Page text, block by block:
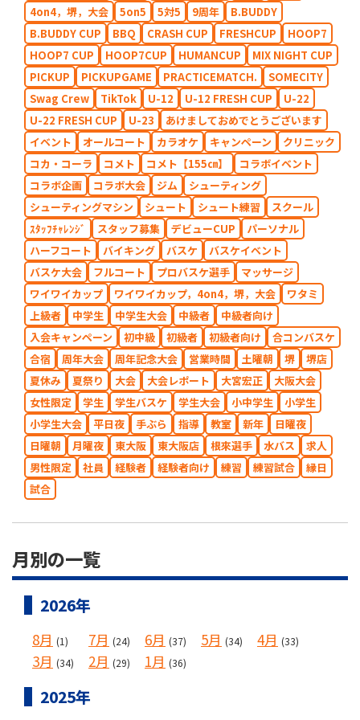
4on4，堺，大会 5on5 5対5 9周年
B.BUDDY
B.BUDDY CUP
BBQ CRASH CUP FRESHCUP
HOOP7
HOOP7 CUP
HOOP7CUP HUMANCUP
MIX NIGHT CUP
PICKUP
PICKUPGAME PRACTICEMATCH.
SOMECITY
Swag Crew
TikTok U-12 U-12 FRESH CUP
U-22
U-22 FRESH CUP
U-23
あけましておめでとうございます
イベント
オールコート カラオケ キャンペーン
クリニック
コカ・コーラ
コメト コメト【155㎝】
コラボイベント
コラボ企画
コラボ大会 ジム
シューティング
シューティングマシン
シュート シュート練習
スクール
ｽﾀｯﾌﾁｬﾚﾝｼﾞ
スタッフ募集 デビューCUP
パーソナル
ハーフコート
バイキング バスケ
バスケイベント
バスケ大会
フルコート プロバスケ選手
マッサージ
ワイワイカップ
ワイワイカップ，4on4，堺，大会
ワタミ
上級者
中学生 中学生大会 中級者
中級者向け
入会キャンペーン
初中級 初級者 初級者向け
合コンバスケ
合宿
周年大会 周年記念大会 営業時間 土曜朝 堺
堺店
夏休み
夏祭り 大会 大会レポート 大宮宏正
大阪大会
女性限定
学生 学生バスケ 学生大会 小中学生
小学生
小学生大会
平日夜 手ぶら 指導 教室 新年
日曜夜
日曜朝
月曜夜 東大阪 東大阪店 根來選手 水バス
求人
男性限定
社員 経験者 経験者向け 練習 練習試合
縁日
試合
月別の一覧
2026年
8月 (1) 7月 (24) 6月 (37) 5月 (34) 4月 (33)
3月 (34) 2月 (29) 1月 (36)
2025年